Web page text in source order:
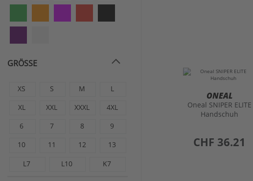
ONEAL
Oneal SNIPER ELITE
Handschuh
preis
CHF 36.21
GRÖSSE
XS S M L
XL XXL XXXL 4XL
6 7 8 9
10 11 12 13
L7 L10 K7